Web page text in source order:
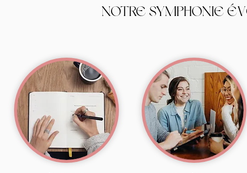
NOTRE SYMPHONIE